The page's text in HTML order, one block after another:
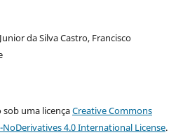
da Silva Castro, Francisco
sob uma licençaCreative Commons
4.0 International License.